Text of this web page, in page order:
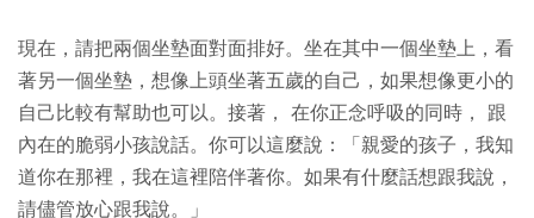
現在，請把兩個坐墊面對面排好。坐在其中一個坐墊上，看
著另一個坐墊，想像上頭坐著五歲的自己，如果想像更小的
自己比較有幫助也可以。接著， 在你正念呼吸的同時， 跟
內在的脆弱小孩說話。你可以這麼說：「親愛的孩子，我知
道你在那裡，我在這裡陪伴著你。如果有什麼話想跟我說，
請儘管放心跟我說。」